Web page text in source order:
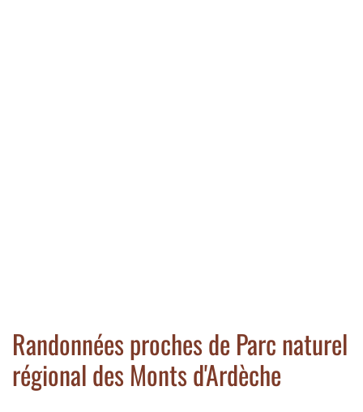
Randonnées proches de Parc naturel
régional des Monts d'Ardèche